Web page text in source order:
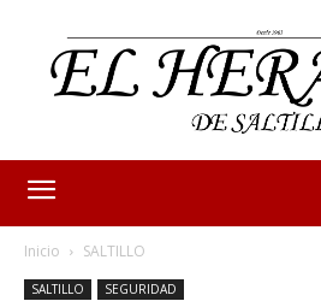
Inicio SALTILLO
SALTILLO SEGURIDAD